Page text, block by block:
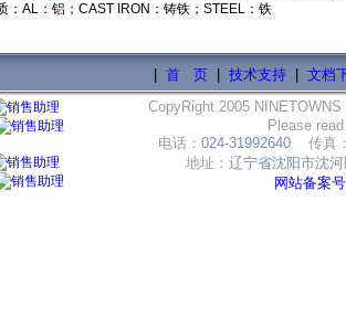
AL：铝；CAST IRON：铸铁；STEEL：铁
首 页| 技术支持| 文档
CopyRight 2005 NINETOWNS
Please
电话： 024-31992640 传真
地址： 辽宁省沈阳市沈
网站备案